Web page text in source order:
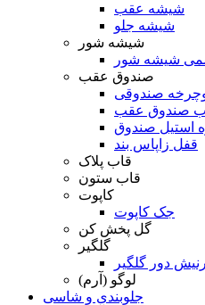
شیشه عقب
شیشه جلو
شیشه شور
شیشه شور
صندوق عقب
صندوقی
صندوق عقب
استیل صندوق
قفل زاپاس بند
قاب پلاک
قاب ستون
کاپوت
جک کاپوت
گل پخش کن
گلگیر
دور گلگیر
لوگو (آرم)
جلوبندی و شاسی